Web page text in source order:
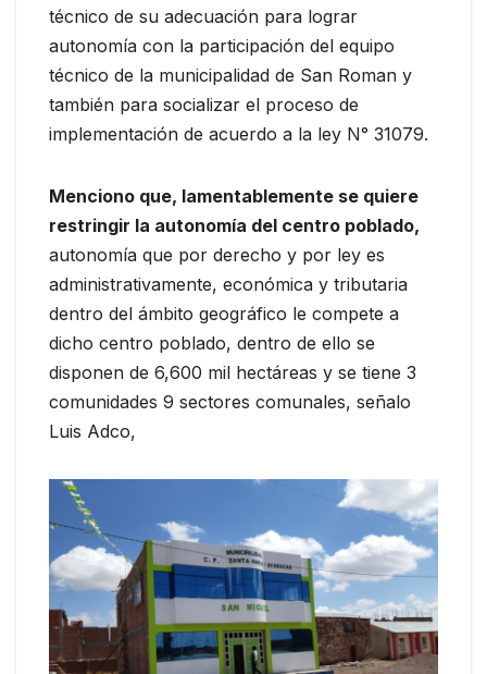
técnico de su adecuación para lograr
autonomía con la participación del equipo
técnico de la municipalidad de San Roman y
también para socializar el proceso de
implementación de acuerdo a la ley N° 31079.
Menciono que, lamentablemente se quiere
restringir la autonomía del centro poblado,
autonomía que por derecho y por ley es
administrativamente, económica y tributaria
dentro del ámbito geográfico le compete a
dicho centro poblado, dentro de ello se
disponen de 6,600 mil hectáreas y se tiene 3
comunidades 9 sectores comunales, señalo
Luis Adco,